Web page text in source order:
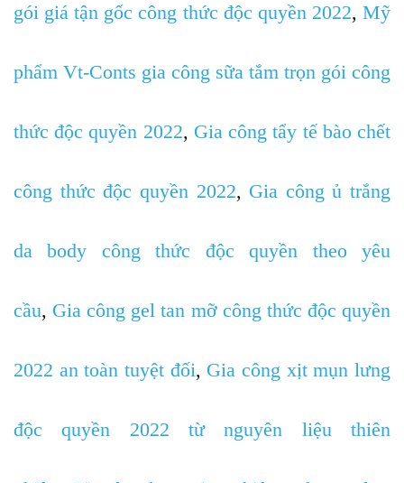
gói giá tận gốc công thức độc quyền 2022,Mỹ
phẩm Vt-Conts gia công sữa tắm trọn gói công
thức độc quyền 2022, Gia công tẩy tế bào chết
công thức độc quyền 2022, Gia công ủ trắng
da body công thức độc quyền theo yêu
cầu, Gia công gel tan mỡ công thức độc quyền
2022 an toàn tuyệt đối, Gia công xịt mụn lưng
độc quyền 2022 từ nguyên liệu thiên